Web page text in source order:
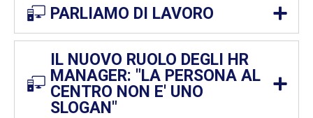
PARLIAMO DI LAVORO
IL NUOVO RUOLO DEGLI HR
MANAGER: "LA PERSONA AL
CENTRO NON E' UNO
SLOGAN"